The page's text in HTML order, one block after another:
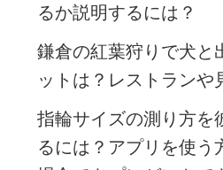
るか説明するには？
鎌倉の紅葉狩りで犬と
ットは？レストランや
指輪サイズの測り方を
るには？アプリを使う